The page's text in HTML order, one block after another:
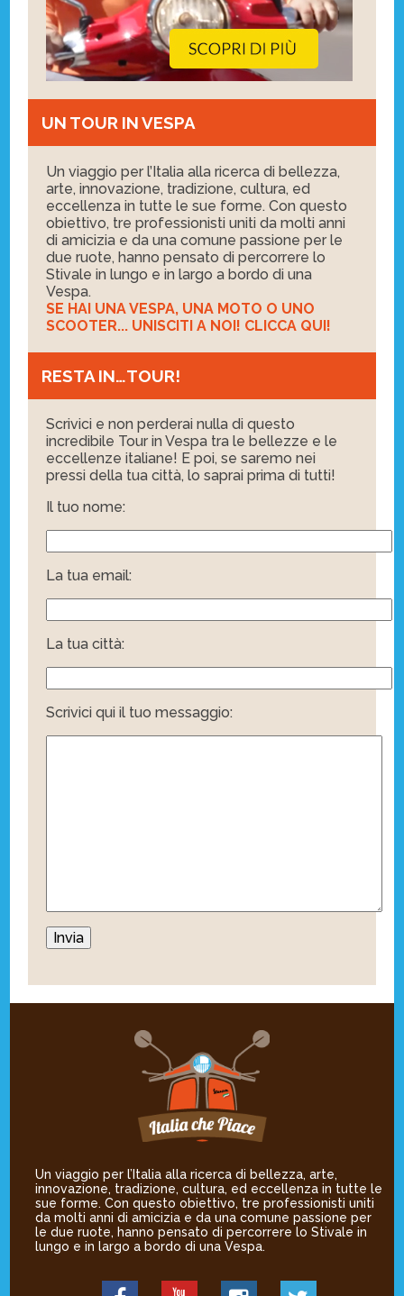
UN TOUR IN VESPA
Un viaggio per l’Italia alla ricerca di bellezza,
arte, innovazione, tradizione, cultura, ed
eccellenza in tutte le sue forme. Con questo
obiettivo, tre professionisti uniti da molti anni
di amicizia e da una comune passione per le
due ruote, hanno pensato di percorrere lo
Stivale in lungo e in largo a bordo di una
Vespa.
SE HAI UNA VESPA, UNA MOTO O UNO
SCOOTER... UNISCITI A NOI! CLICCA QUI!
RESTA IN…TOUR!
Scrivici e non perderai nulla di questo
incredibile Tour in Vespa tra le bellezze e le
eccellenze italiane! E poi, se saremo nei
pressi della tua città, lo saprai prima di tutti!
Il tuo nome:
La tua email:
La tua città:
Scrivici qui il tuo messaggio:
Un viaggio per l’Italia alla ricerca di bellezza, arte,
innovazione, tradizione, cultura, ed eccellenza in tutte le
sue forme. Con questo obiettivo, tre professionisti uniti
da molti anni di amicizia e da una comune passione per
le due ruote, hanno pensato di percorrere lo Stivale in
lungo e in largo a bordo di una Vespa.